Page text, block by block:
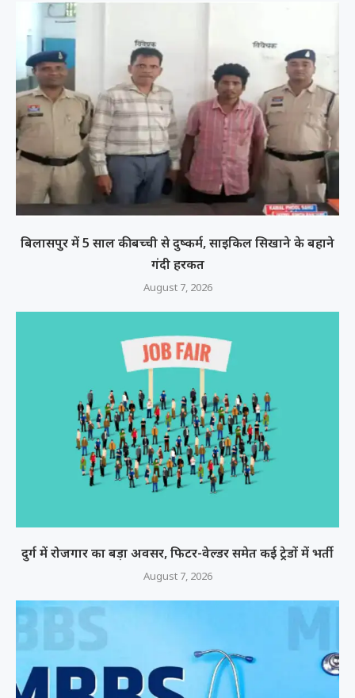
बिलासपुर में 5 साल की बच्ची से दुष्कर्म, साइकिल सिखाने के बहाने
गंदी हरकत
August 7, 2026
दुर्ग में रोजगार का बड़ा अवसर, फिटर-वेल्डर समेत कई ट्रेडों में भर्ती
August 7, 2026